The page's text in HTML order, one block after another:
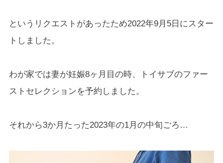
というリクエストがあったため2022年9月5日にスター
トしました。
わが家では妻が妊娠8ヶ月目の時、トイサブのファー
ストセレクションを予約しました。
それから3か月たった2023年の1月の中旬ごろ…